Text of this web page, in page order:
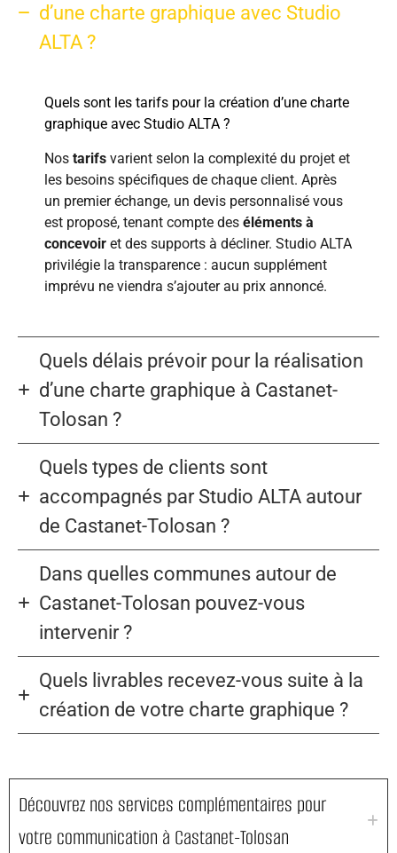
d’une charte graphique avec Studio
ALTA ?
Quels sont les tarifs pour la création d’une charte
graphique avec Studio ALTA ?
Nos tarifs varient selon la complexité du projet et
les besoins spécifiques de chaque client. Après
un premier échange, un devis personnalisé vous
est proposé, tenant compte des éléments à
concevoir et des supports à décliner. Studio ALTA
privilégie la transparence : aucun supplément
imprévu ne viendra s’ajouter au prix annoncé.
Quels délais prévoir pour la réalisation
d’une charte graphique à Castanet-
Tolosan ?
Quels types de clients sont
accompagnés par Studio ALTA autour
de Castanet-Tolosan ?
Dans quelles communes autour de
Castanet-Tolosan pouvez-vous
intervenir ?
Quels livrables recevez-vous suite à la
création de votre charte graphique ?
Découvrez nos services complémentaires pour
votre communication à Castanet-Tolosan